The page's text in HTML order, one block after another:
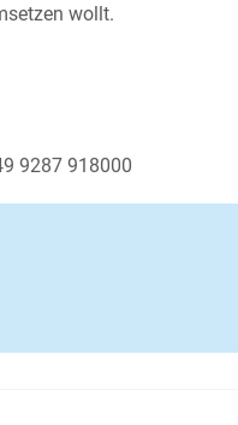
wollt.
9287 918000